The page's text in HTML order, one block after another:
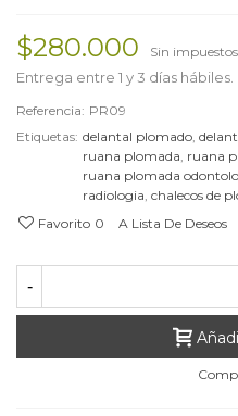
$280.000 Sin impuestos
Entrega entre 1 y 3 días hábiles.
Referencia: PR09
Etiquetas: delantal plomado
ruana plomada ruana
ruana plomada
radiologia chalecos de
Favorito 0 A Lista De Deseos
-